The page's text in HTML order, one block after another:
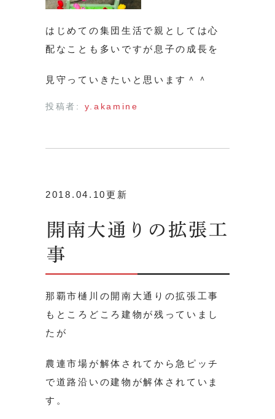
はじめての集団生活で親としては心
配なことも多いですが息子の成長を
見守っていきたいと思います＾＾
投稿者: y.akamine
2018.04.10更新
開南大通りの拡張工
事
那覇市樋川の開南大通りの拡張工事
もところどころ建物が残っていまし
たが
農連市場が解体されてから急ピッチ
で道路沿いの建物が解体されていま
す。